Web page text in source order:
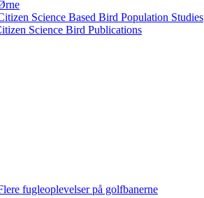
Science Based Bird Population Studies
Science Bird Publications
fugleoplevelser på golfbanerne